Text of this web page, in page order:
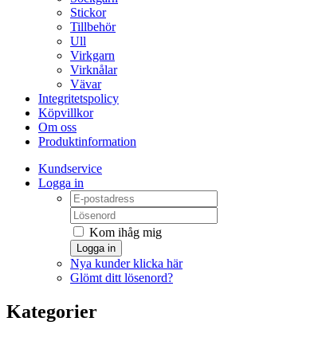
Stickor
Tillbehör
Ull
Virkgarn
Virknålar
Vävar
Integritetspolicy
Köpvillkor
Om oss
Produktinformation
Kundservice
Logga in
Kom ihåg mig
Logga in
Nya kunder klicka här
Glömt ditt lösenord?
Kategorier